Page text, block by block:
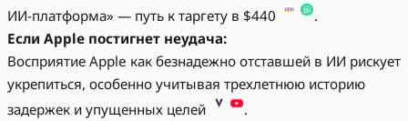
ИИ-платформа» — путь к таргету в $440
.
Если Apple постигнет неудача:
Восприятие Apple как безнадежно отставшей в ИИ рискует
укрепиться, особенно учитывая трехлетнюю историю
задержек и упущенных целей
.